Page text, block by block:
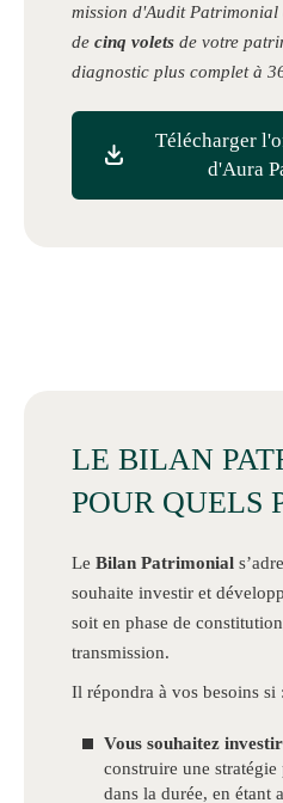
mission d'Audit
de cinq volets de votre
diagnostic plus complet à
Télécharger
d'Aura
LE BILAN
POUR QUELS
Le Bilan Patrimonial
souhaite investir et
soit en phase de
transmission.
Il répondra à vos besoins si :
Vous souhaitez
construire une
dans la durée, en étant